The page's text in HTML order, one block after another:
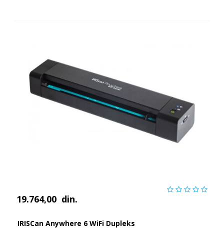
19.764,00 din.
IRISCan Anywhere 6 WiFi Dupleks